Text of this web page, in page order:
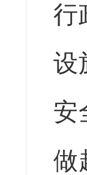
行
设
安
做